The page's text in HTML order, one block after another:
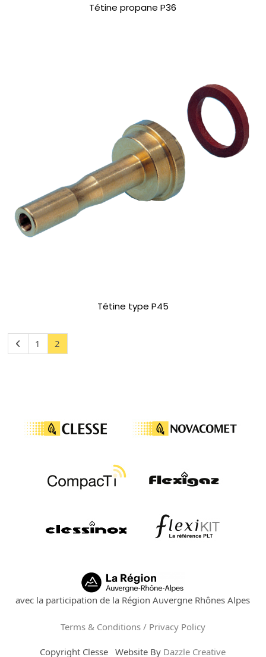
Tétine propane P36
Tétine type P45
1 2
avec la participation de la Région Auvergne Rhônes Alpes
Terms & Conditions / Privacy Policy
Copyright Clesse Website By Dazzle Creative